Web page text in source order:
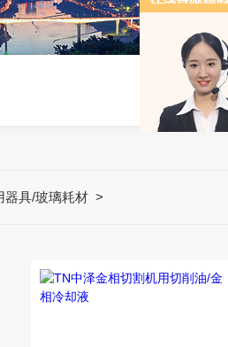
器具/玻璃耗材>